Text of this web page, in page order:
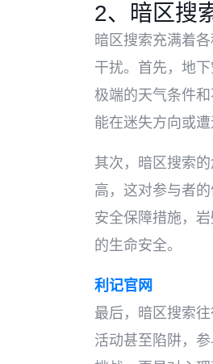
2、暗区搜
暗区搜索充满着
干扰。首先，地
极端的天气条件
能在迷失方向或遭
其次，暗区搜索
高，这对参与者
安全保障措施，
的生命安全。
利记官网
最后，暗区搜索
活动甚至陷阱，